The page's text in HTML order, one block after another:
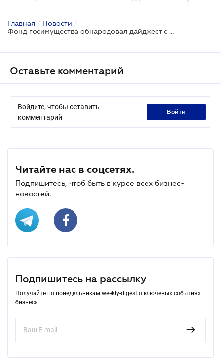
Главная / Новости /
Фонд госимущества обнародовал дайджест с приватизационными аукционами в январе
Оставьте комментарий
Войдите, чтобы оставить
комментарий
войти
Читайте нас в соцсетях.
Подпишитесь, чтоб быть в курсе всех бизнес-
новостей.
Подпишитесь на рассылку
Получайте по понедельникам weekly-digest о ключевых событиях
бизнеса